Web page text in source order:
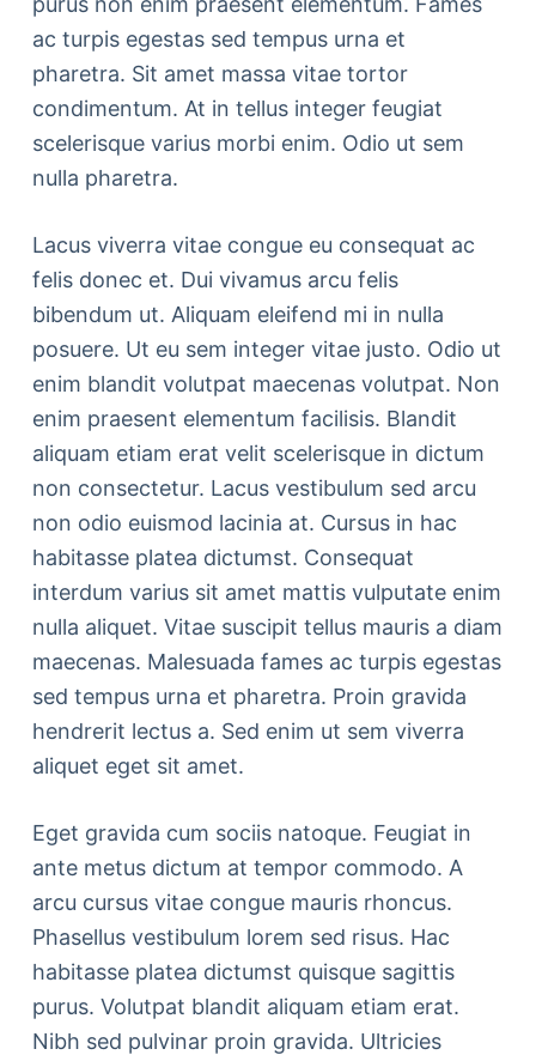
ac turpis egestas sed tempus urna et
pharetra. Sit amet massa vitae tortor
condimentum. At in tellus integer feugiat
scelerisque varius morbi enim. Odio ut sem
nulla pharetra.
Lacus viverra vitae congue eu consequat ac
felis donec et. Dui vivamus arcu felis
bibendum ut. Aliquam eleifend mi in nulla
posuere. Ut eu sem integer vitae justo. Odio ut
enim blandit volutpat maecenas volutpat. Non
enim praesent elementum facilisis. Blandit
aliquam etiam erat velit scelerisque in dictum
non consectetur. Lacus vestibulum sed arcu
non odio euismod lacinia at. Cursus in hac
habitasse platea dictumst. Consequat
interdum varius sit amet mattis vulputate enim
nulla aliquet. Vitae suscipit tellus mauris a diam
maecenas. Malesuada fames ac turpis egestas
sed tempus urna et pharetra. Proin gravida
hendrerit lectus a. Sed enim ut sem viverra
aliquet eget sit amet.
Eget gravida cum sociis natoque. Feugiat in
ante metus dictum at tempor commodo. A
arcu cursus vitae congue mauris rhoncus.
Phasellus vestibulum lorem sed risus. Hac
habitasse platea dictumst quisque sagittis
purus. Volutpat blandit aliquam etiam erat.
Nibh sed pulvinar proin gravida. Ultricies